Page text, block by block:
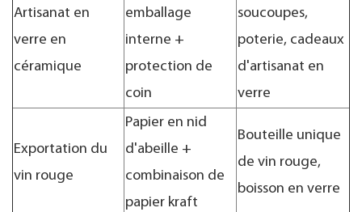
Artisanat en
verre en
céramique
emballage
interne +
protection de
coin
soucoupes,
poterie, cadeaux
d'artisanat en
verre
Exportation du
vin rouge
Papier en nid
d'abeille +
combinaison de
papier kraft
Bouteille unique
de vin rouge,
boisson en verre